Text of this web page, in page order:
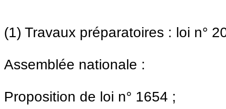
(1) Travaux préparatoires : loi n°
Assemblée nationale :
Proposition de loi n° 1654 ;